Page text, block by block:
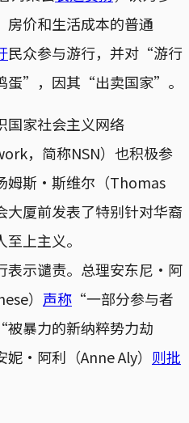
价和生活成本的普通
民众参与游行，并对“游行
蛋”，因其“出卖国家”。
国家社会主义网络
，简称NSN）也积极参
姆斯·斯维尔（Thomas
厦前发表了特别针对华裔
上主义。
表示谴责。总理安东尼·阿
） 声称 “一部分参与者
暴力的新纳粹势力劫
·阿利（Anne Aly） 则批